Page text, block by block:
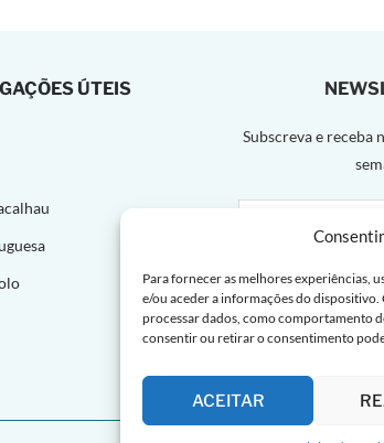
Para fornecer as melhores experiências,
e/ou aceder a informações do
processar dados, como comportamento
consentir ou retirar o consentimento
ACEITAR
ÚTEIS
Subscreva e receba